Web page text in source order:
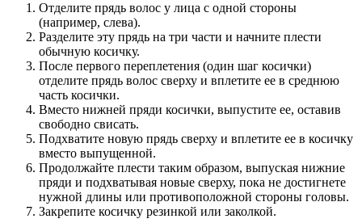
Отделите прядь волос у лица с одной стороны
(например, слева).
Разделите эту прядь на три части и начните плести
обычную косичку.
После первого переплетения (один шаг косички)
отделите прядь волос сверху и вплетите ее в среднюю
часть косички.
Вместо нижней пряди косички, выпустите ее, оставив
свободно свисать.
Подхватите новую прядь сверху и вплетите ее в косичку
вместо выпущенной.
Продолжайте плести таким образом, выпуская нижние
пряди и подхватывая новые сверху, пока не достигнете
нужной длины или противоположной стороны головы.
Закрепите косичку резинкой или заколкой.